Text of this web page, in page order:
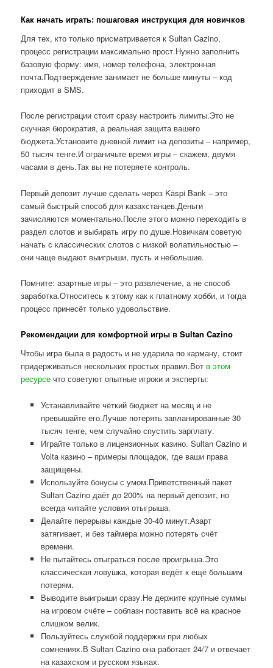
Как начать играть: пошаговая инструкция для новичков
Для тех, кто только присматривается к Sultan Cazino,
процесс регистрации максимально прост.Нужно заполнить
базовую форму: имя, номер телефона, электронная
почта.Подтверждение занимает не больше минуты – код
приходит в SMS.
После регистрации стоит сразу настроить лимиты.Это не
скучная бюрократия, а реальная защита вашего
бюджета.Установите дневной лимит на депозиты – например,
50 тысяч тенге.И ограничьте время игры – скажем, двумя
часами в день.Так вы не потеряете контроль.
Первый депозит лучше сделать через Kaspi Bank – это
самый быстрый способ для казахстанцев.Деньги
зачисляются моментально.После этого можно переходить в
раздел слотов и выбирать игру по душе.Новичкам советую
начать с классических слотов с низкой волатильностью –
они чаще выдают выигрыши, пусть и небольшие.
Помните: азартные игры – это развлечение, а не способ
заработка.Относитесь к этому как к платному хобби, и тогда
процесс принесёт только удовольствие.
Рекомендации для комфортной игры в Sultan Cazino
Чтобы игра была в радость и не ударила по карману, стоит
придерживаться нескольких простых правил.Вотв этом
ресурсе что советуют опытные игроки и эксперты:
Устанавливайте чёткий бюджет на месяц и не
превышайте его.Лучше потерять запланированные 30
тысяч тенге, чем случайно спустить зарплату.
Играйте только в лицензионных казино. Sultan Cazino и
Volta казино – примеры площадок, где ваши права
защищены.
Используйте бонусы с умом.Приветственный пакет
Sultan Cazino даёт до 200% на первый депозит, но
всегда читайте условия отыгрыша.
Делайте перерывы каждые 30-40 минут.Азарт
затягивает, и без таймера можно потерять счёт
времени.
Не пытайтесь отыграться после проигрыша.Это
классическая ловушка, которая ведёт к ещё большим
потерям.
Выводите выигрыши сразу.Не держите крупные суммы
на игровом счёте – соблазн поставить всё на красное
слишком велик.
Пользуйтесь службой поддержки при любых
сомнениях.В Sultan Cazino она работает 24/7 и отвечает
на казахском и русском языках.